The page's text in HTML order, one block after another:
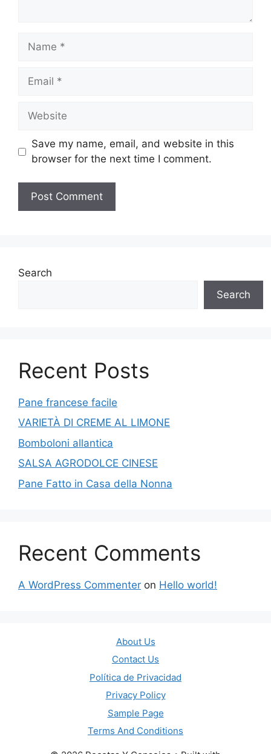
Name
Email
Website
Save my name, email, and website in this
browser for the next time I comment.
Search
Search
Recent Posts
Pane francese facile
VARIETÀ DI CREME AL LIMONE
Bomboloni allantica
SALSA AGRODOLCE CINESE
Pane Fatto in Casa della Nonna
Recent Comments
A WordPress Commenter on Hello world!
About Us
Contact Us
Política de Privacidad
Privacy Policy
Sample Page
Terms And Conditions